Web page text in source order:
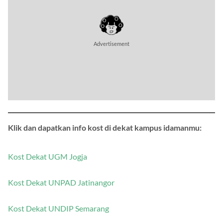
Advertisement
Klik dan dapatkan info kost di dekat kampus idamanmu:
Kost Dekat UGM Jogja
Kost Dekat UNPAD Jatinangor
Kost Dekat UNDIP Semarang